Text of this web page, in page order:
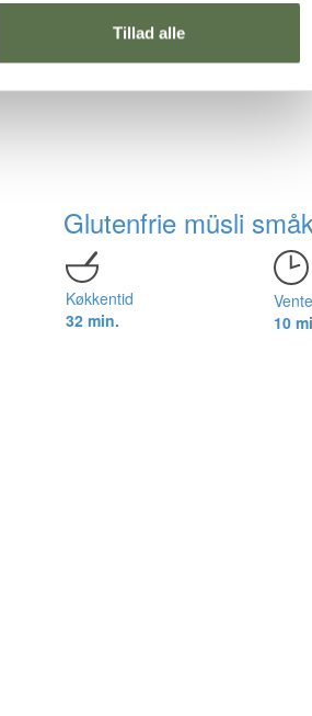
Tillad alle
Glutenfrie müsli
Køkkentid
32 min.
10